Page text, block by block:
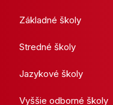
Základné školy
Stredné školy
Jazykové školy
Vyššie odborné školy